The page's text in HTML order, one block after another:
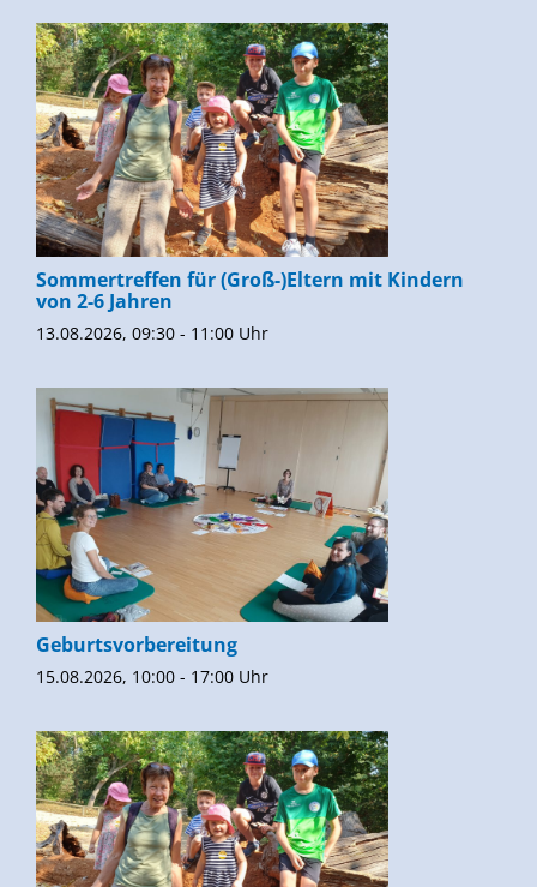
Sommertreffen für (Groß-)Eltern mit Kindern
von 2-6 Jahren
13.08.2026, 09:30 - 11:00 Uhr
Geburtsvorbereitung
15.08.2026, 10:00 - 17:00 Uhr